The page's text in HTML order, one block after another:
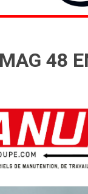
48